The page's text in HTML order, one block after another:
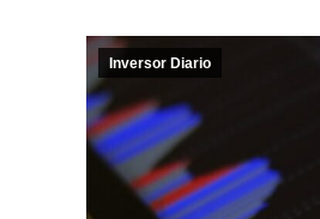
Inversor Diario